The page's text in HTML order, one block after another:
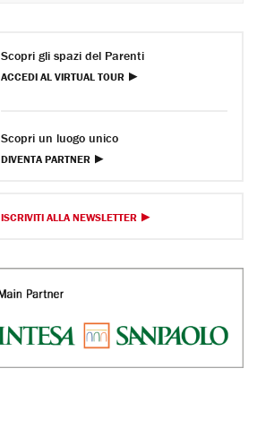
Scopri gli spazi del Parenti
ACCEDI AL VIRTUAL TOUR
Scopri un luogo unico
DIVENTA PARTNER
ISCRIVITI ALLA NEWSLETTER